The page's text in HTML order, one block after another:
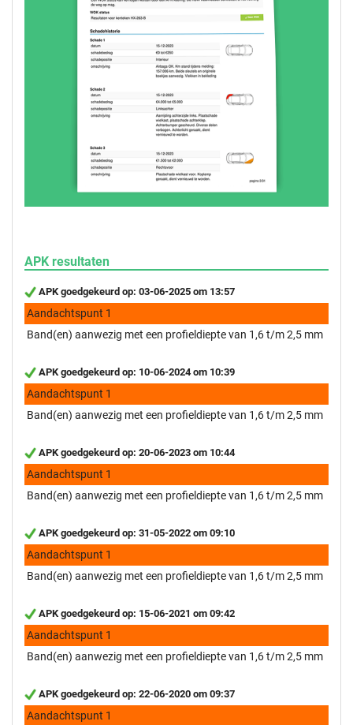
APK resultaten
APK goedgekeurd op: 03-06-2025 om 13:57
Aandachtspunt 1
Band(en) aanwezig met een profieldiepte van 1,6 t/m 2,5 mm
APK goedgekeurd op: 10-06-2024 om 10:39
Aandachtspunt 1
Band(en) aanwezig met een profieldiepte van 1,6 t/m 2,5 mm
APK goedgekeurd op: 20-06-2023 om 10:44
Aandachtspunt 1
Band(en) aanwezig met een profieldiepte van 1,6 t/m 2,5 mm
APK goedgekeurd op: 31-05-2022 om 09:10
Aandachtspunt 1
Band(en) aanwezig met een profieldiepte van 1,6 t/m 2,5 mm
APK goedgekeurd op: 15-06-2021 om 09:42
Aandachtspunt 1
Band(en) aanwezig met een profieldiepte van 1,6 t/m 2,5 mm
APK goedgekeurd op: 22-06-2020 om 09:37
Aandachtspunt 1